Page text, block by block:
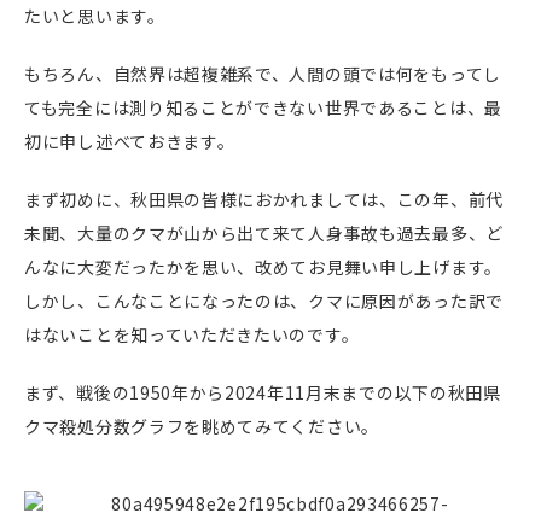
たいと思います。
もちろん、自然界は超複雑系で、人間の頭では何をもってし
ても完全には測り知ることができない世界であることは、最
初に申し述べておきます。
まず初めに、秋田県の皆様におかれましては、この年、前代
未聞、大量のクマが山から出て来て人身事故も過去最多、ど
んなに大変だったかを思い、改めてお見舞い申し上げます。
しかし、こんなことになったのは、クマに原因があった訳で
はないことを知っていただきたいのです。
まず、戦後の1950年から2024年11月末までの以下の秋田県
クマ殺処分数グラフを眺めてみてください。